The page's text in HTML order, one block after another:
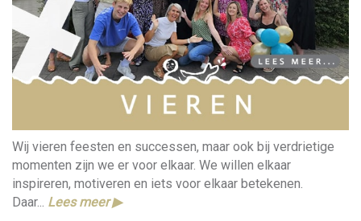
Wij vieren feesten en successen, maar ook bij verdrietige
momenten zijn we er voor elkaar. We willen elkaar
inspireren, motiveren en iets voor elkaar betekenen.
Daar... Lees meer ▶︎